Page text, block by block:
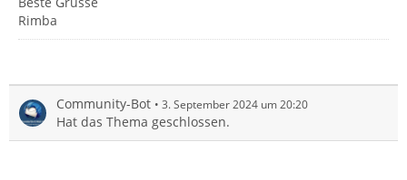
Rimba
Community-Bot 3. September 2024 um 20:20
Hat das Thema geschlossen.